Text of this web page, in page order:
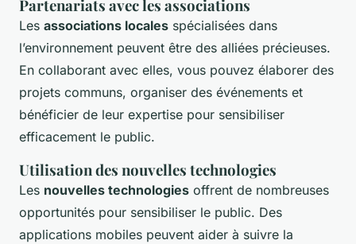
Partenariats avec les associations
Les associations locales spécialisées dans
l’environnement peuvent être des alliées précieuses.
En collaborant avec elles, vous pouvez élaborer des
projets communs, organiser des événements et
bénéficier de leur expertise pour sensibiliser
efficacement le public.
Utilisation des nouvelles technologies
Les nouvelles technologies offrent de nombreuses
opportunités pour sensibiliser le public. Des
applications mobiles peuvent aider à suivre la